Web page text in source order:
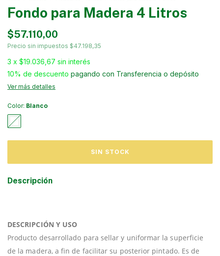
Fondo para Madera 4 Litros
$57.110,00
Precio sin impuestos $47.198,35
3 x $19.036,67 sin interés
10% de descuento pagando con Transferencia o depósito
Ver más detalles
Color: Blanco
Descripción
DESCRIPCIÓN Y USO
Producto desarrollado para sellar y uniformar la superficie
de la madera, a fin de facilitar su posterior pintado. Es de